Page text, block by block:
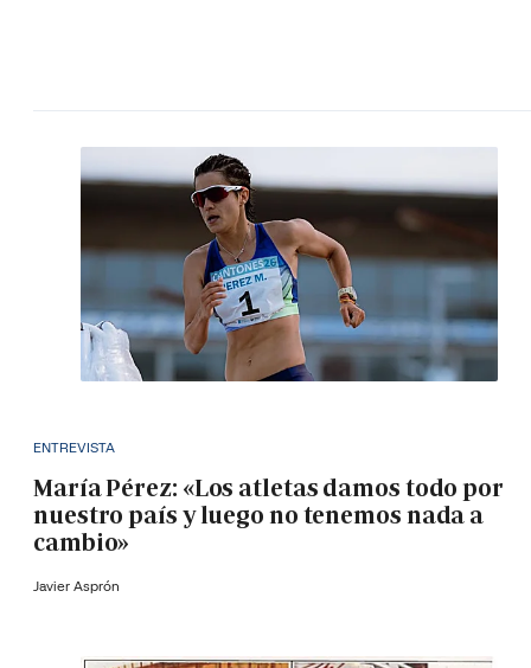
ENTREVISTA
María Pérez: «Los atletas damos todo por
nuestro país y luego no tenemos nada a
cambio»
Javier Asprón